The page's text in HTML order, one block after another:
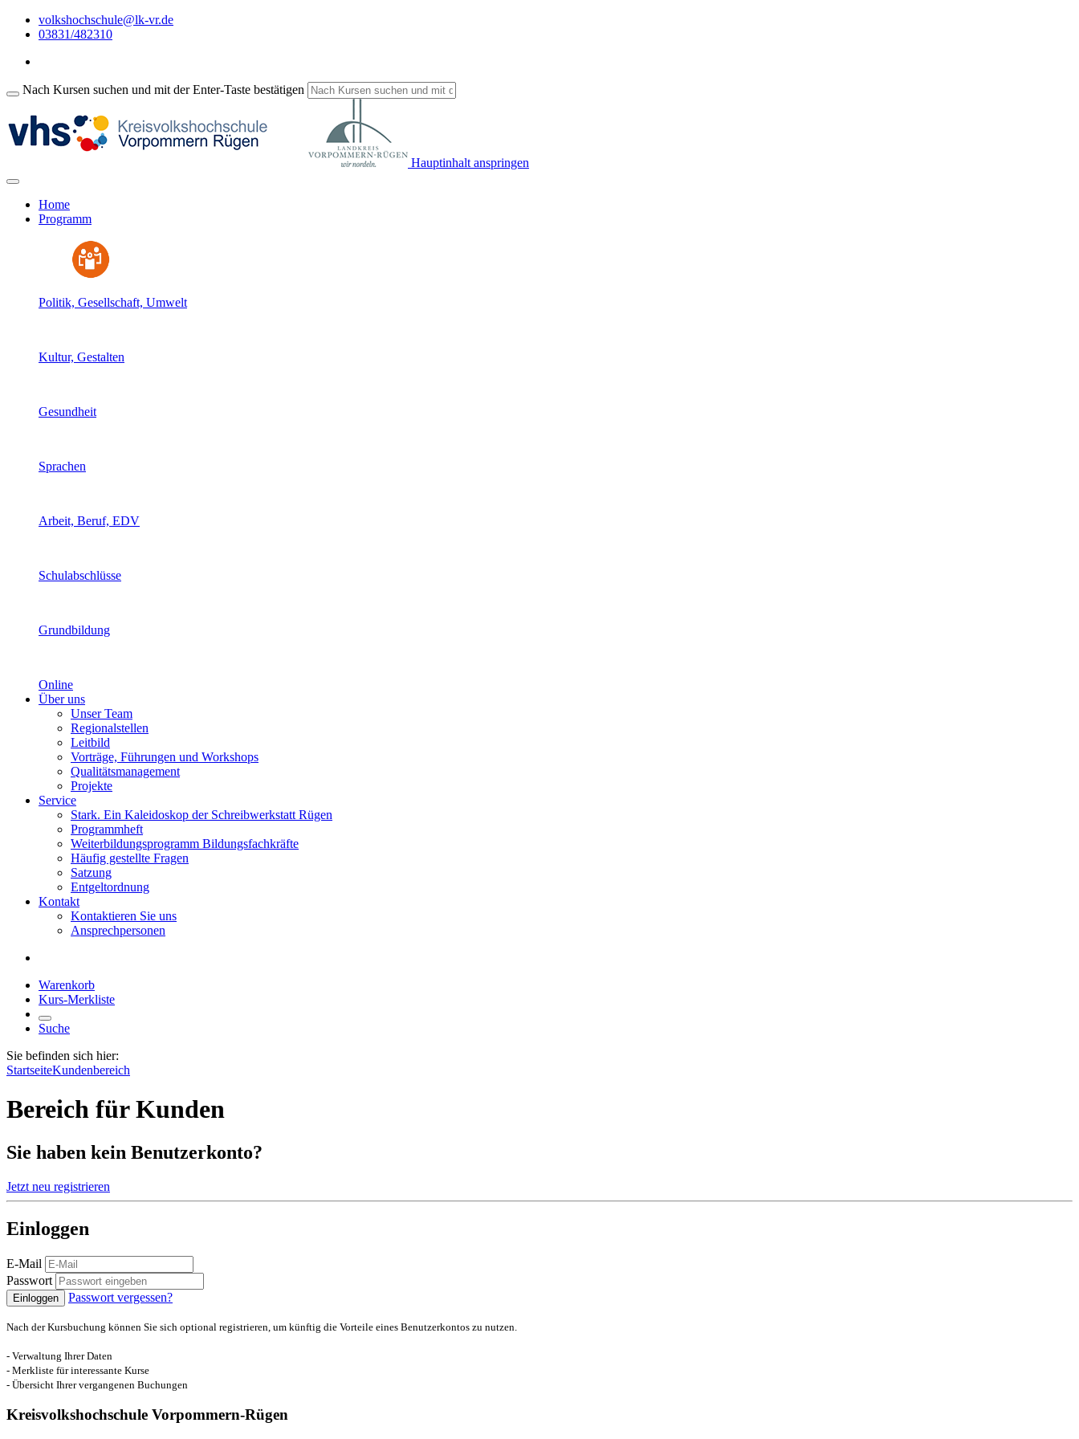
volkshochschule@lk-vr.de
03831/482310
Nach Kursen suchen und mit der Enter-Taste bestätigen
Hauptinhalt anspringen
Home
Programm
Politik, Gesellschaft, Umwelt
Kultur, Gestalten
Gesundheit
Sprachen
Arbeit, Beruf, EDV
Schulabschlüsse
Grundbildung
Online
Über uns
Unser Team
Regionalstellen
Leitbild
Vorträge, Führungen und Workshops
Qualitätsmanagement
Projekte
Service
Stark. Ein Kaleidoskop der Schreibwerkstatt Rügen
Programmheft
Weiterbildungsprogramm Bildungsfachkräfte
Häufig gestellte Fragen
Satzung
Entgeltordnung
Kontakt
Kontaktieren Sie uns
Ansprechpersonen
Warenkorb
Kurs-Merkliste
Suche
Sie befinden sich hier:
StartseiteKundenbereich
Bereich für Kunden
Sie haben kein Benutzerkonto?
Jetzt neu registrieren
Einloggen
E-Mail
Passwort
Einloggen Passwort vergessen?
Nach der Kursbuchung können Sie sich optional registrieren, um künftig die Vorteile eines Benutzerkontos zu nutzen.
- Verwaltung Ihrer Daten
- Merkliste für interessante Kurse
- Übersicht Ihrer vergangenen Buchungen
Kreisvolkshochschule Vorpommern-Rügen